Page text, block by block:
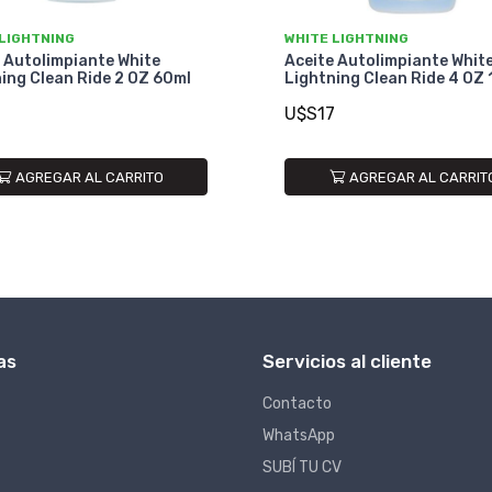
Autolimpiante White
Clean Ride 2 OZ 60ml
AGREGAR AL CARRITO
WHITE LIGHTNING
Aceite Autolimpiante
Lightning Clean Ride 4 OZ
U$S17
AGREGAR AL
Servicios al cliente
Contacto
WhatsApp
SUBÍ TU CV